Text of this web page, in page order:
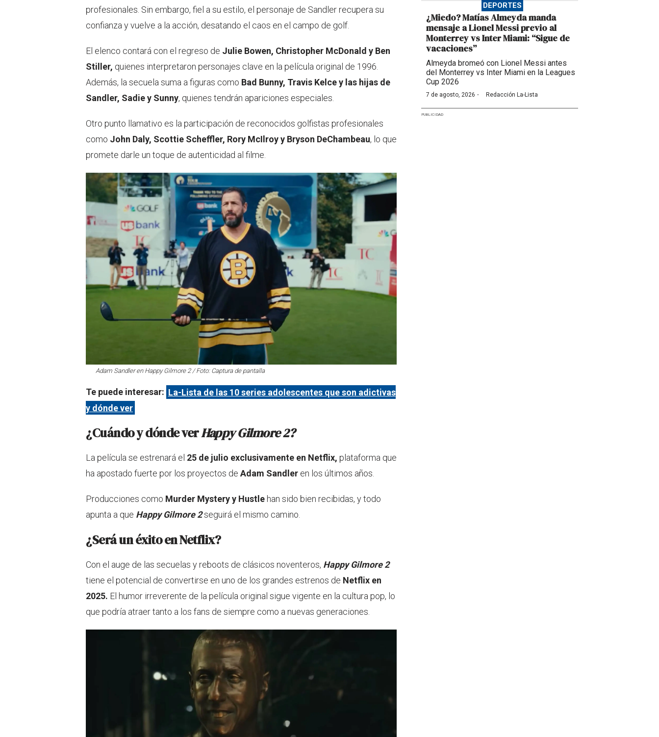
profesionales. Sin embargo, fiel a su estilo, el personaje de Sandler recupera su
confianza y vuelve a la acción, desatando el caos en el campo de golf.
El elenco contará con el regreso de Julie Bowen, Christopher McDonald y Ben
Stiller, quienes interpretaron personajes clave en la película original de 1996.
Además, la secuela suma a figuras como Bad Bunny, Travis Kelce y las hijas de
Sandler, Sadie y Sunny, quienes tendrán apariciones especiales.
Otro punto llamativo es la participación de reconocidos golfistas profesionales
como John Daly, Scottie Scheffler, Rory McIlroy y Bryson DeChambeau, lo que
promete darle un toque de autenticidad al filme.
Adam Sandler en Happy Gilmore 2/ Foto: Captura de pantalla
Te puede interesar: La-Lista de las 10 series adolescentes que son adictivas
y dónde ver
¿Cuándo y dónde verHappy Gilmore 2?
La película se estrenará el 25 de julio exclusivamente en Netflix, plataforma que
ha apostado fuerte por los proyectos de Adam Sandler en los últimos años.
Producciones como Murder Mystery y Hustle han sido bien recibidas, y todo
apunta a que Happy Gilmore 2seguirá el mismo camino.
¿Será un éxito en Netflix?
Con el auge de las secuelas y reboots de clásicos noventeros, Happy Gilmore 2
tiene el potencial de convertirse en uno de los grandes estrenos de Netflix en
2025. El humor irreverente de la película original sigue vigente en la cultura pop, lo
que podría atraer tanto a los fans de siempre como a nuevas generaciones.
DEPORTES
¿Miedo? Matías Almeyda manda
mensaje a Lionel Messi previo al
Monterrey vs Inter Miami: “Sigue de
vacaciones”
Almeyda bromeó con Lionel Messi antes
del Monterrey vs Inter Miami en la Leagues
Cup 2026
7 de agosto, 2026 · Redacción La-Lista
PUBLICIDAD